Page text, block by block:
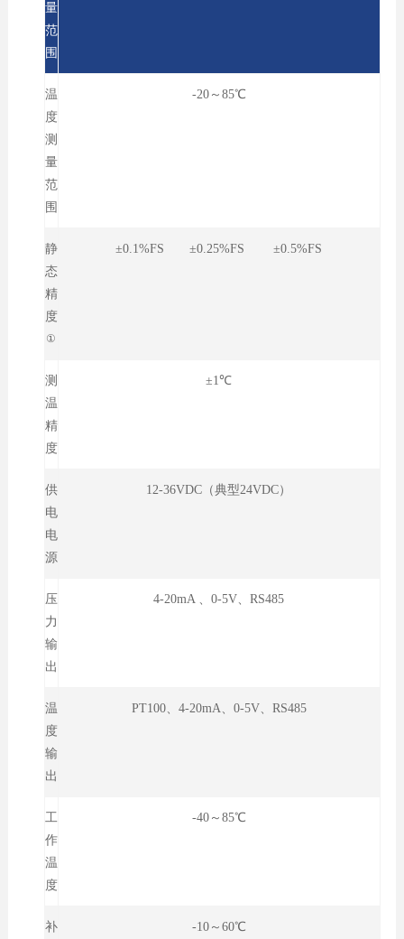
量
范
围
温
度
测
量
范
围
-20～85℃
静
态
精
度
①
±0.1%FS ±0.25%FS ±0.5%FS
测
温
精
度
±1℃
供
电
电
源
12-36VDC（典型24VDC）
压
力
输
出
4-20mA 、0-5V、RS485
温
度
输
出
PT100、4-20mA、0-5V、RS485
工
作
温
度
-40～85℃
补 -10～60℃